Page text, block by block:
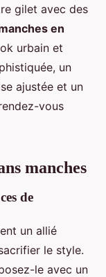
gilet avec des
en
urbain et
un
ajustée et un
vous
manches
de
un allié
le style.
le avec un